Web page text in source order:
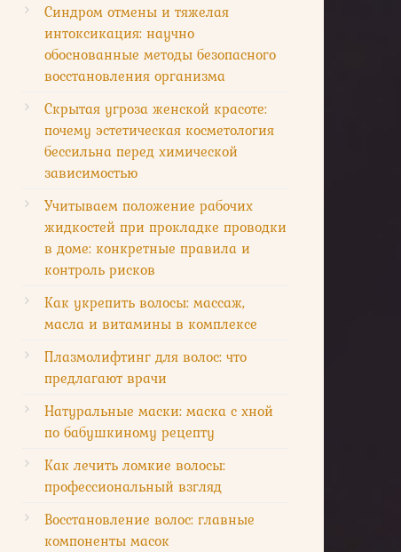
Синдром отмены и тяжелая
интоксикация: научно
обоснованные методы безопасного
восстановления организма
Скрытая угроза женской красоте:
почему эстетическая косметология
бессильна перед химической
зависимостью
Учитываем положение рабочих
жидкостей при прокладке проводки
в доме: конкретные правила и
контроль рисков
Как укрепить волосы: массаж,
масла и витамины в комплексе
Плазмолифтинг для волос: что
предлагают врачи
Натуральные маски: маска с хной
по бабушкиному рецепту
Как лечить ломкие волосы:
профессиональный взгляд
Восстановление волос: главные
компоненты масок